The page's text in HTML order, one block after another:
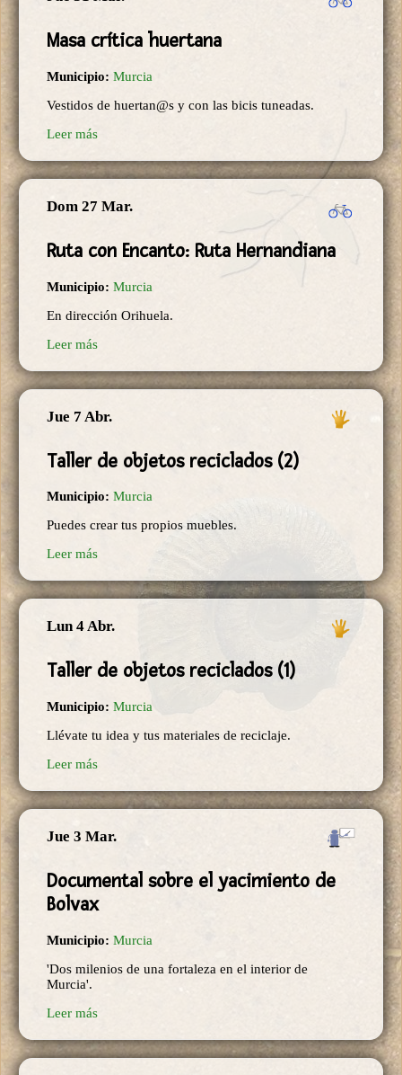
Masa crítica huertana
Municipio: Murcia
Vestidos de huertan@s y con las bicis tuneadas.
Leer más
Dom 27 Mar.
Ruta con Encanto: Ruta Hernandiana
Municipio: Murcia
En dirección Orihuela.
Leer más
Jue 7 Abr.
Taller de objetos reciclados (2)
Municipio: Murcia
Puedes crear tus propios muebles.
Leer más
Lun 4 Abr.
Taller de objetos reciclados (1)
Municipio: Murcia
Llévate tu idea y tus materiales de reciclaje.
Leer más
Jue 3 Mar.
Documental sobre el yacimiento de
Bolvax
Municipio: Murcia
'Dos milenios de una fortaleza en el interior de
Murcia'.
Leer más